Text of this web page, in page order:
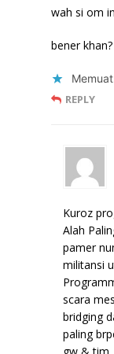
wah si om
bener khan?
REPLY
Kuroz
Alah
pamer
militansi
scara
bridging
paling